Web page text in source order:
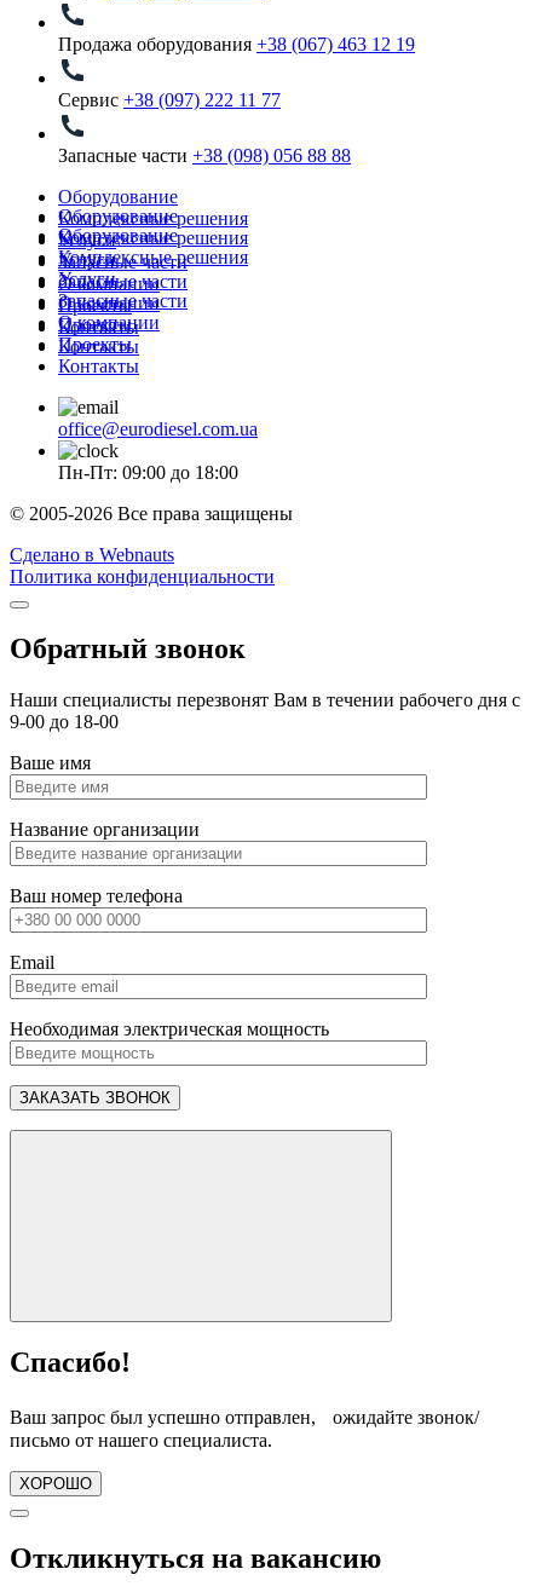
Продажа оборудования +38 (067) 463 12 19
Сервис +38 (097) 222 11 77
Запасные части +38 (098) 056 88 88
Оборудование
Комплексные решения
Услуги
Запасные части
О компании
Проекты
Контакты
Оборудование
Комплексные решения
Услуги
Запасные части
О компании
Проекты
Контакты
Оборудование
Комплексные решения
Услуги
Запасные части
О компании
Проекты
Контакты
office@eurodiesel.com.ua
Пн-Пт: 09:00 до 18:00
© 2005-2026 Все права защищены
Сделано в Webnauts
Политика конфиденциальности
Обратный звонок
Наши специалисты перезвонят Вам в течении рабочего дня с
9-00 до 18-00
Ваше имя
Название организации
Ваш номер телефона
Email
Необходимая электрическая мощность
Спасибо!
Ваш запрос был успешно отправлен, ожидайте звонок/
письмо от нашего специалиста.
ХОРОШО
Откликнуться на вакансию